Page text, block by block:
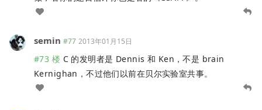
semin #77 2013年01月15日
#73 楼 C 的发明者是 Dennis 和 Ken，不是 brain
Kernighan，不过他们以前在贝尔实验室共事。